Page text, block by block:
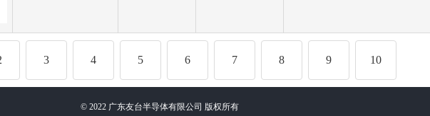
3 4 5 6 7 8 9 10
© 2022 广东友台半导体有限公司 版权所有